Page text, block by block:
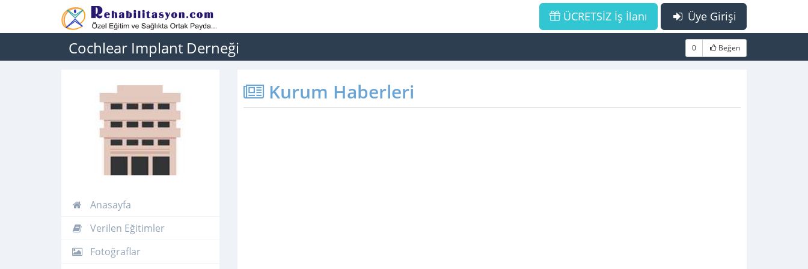
Üye Girişi
ÜCRETSİZ İş İlanı
Cochlear Implant Derneği 0 Beğen
Anasayfa
Verilen Eğitimler
Fotoğraflar
Kurum Haberleri